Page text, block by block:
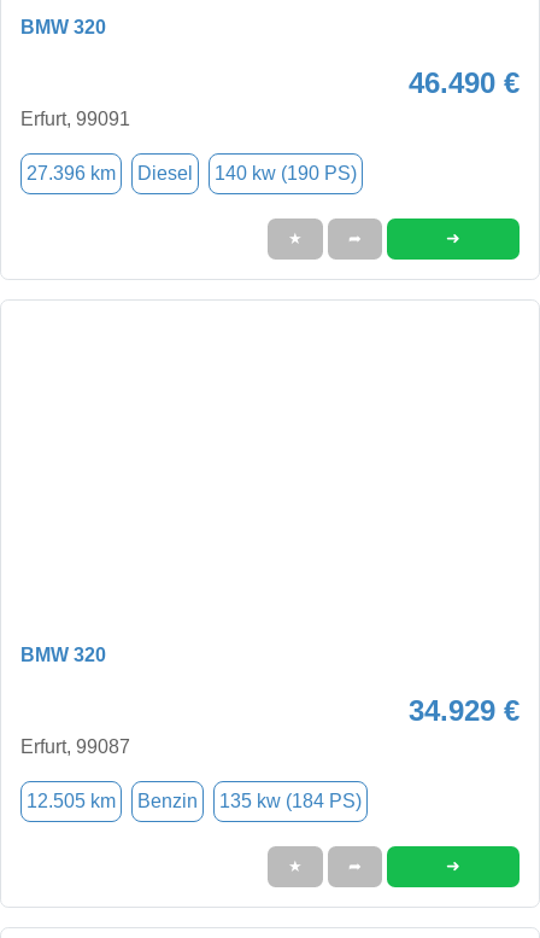
BMW 320
46.490 €
Erfurt, 99091
27.396 km Diesel 140 kw (190 PS)
★ ➦ ➜
BMW 320
34.929 €
Erfurt, 99087
12.505 km Benzin 135 kw (184 PS)
★ ➦ ➜